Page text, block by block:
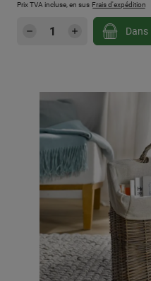
Prix TVA incluse, en sus Frais d'expédition
Quantité de Dans